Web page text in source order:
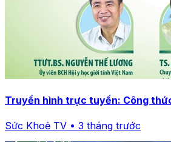
Truyền hình trực tuyến: Công
Sức Khoẻ TV • 3 tháng trước